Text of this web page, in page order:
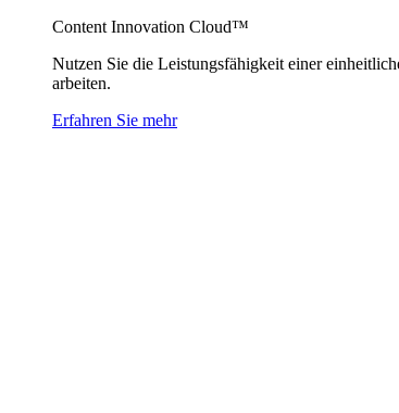
Content Innovation Cloud™
Nutzen Sie die Leistungsfähigkeit einer
arbeiten.
Erfahren Sie mehr